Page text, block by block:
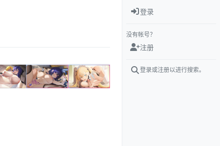
登录
没有帐号？
注册
登录或注册以进行搜索。